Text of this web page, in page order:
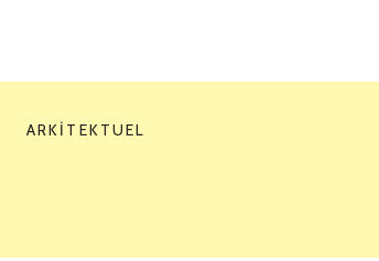
ARKITEKTUEL